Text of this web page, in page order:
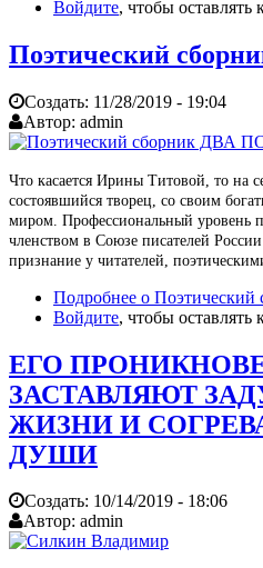
Войдите, чтобы оставлять
Поэтический
Создать: 11/28/2019 - 19:04
Автор: admin
Что касается Ирины Титовой, то на
состоявшийся творец, со своим
миром. Профессиональный уровень
членством в Союзе писателей
признание у читателей,
Подробнее о
Войдите, чтобы оставлять
ЕГО
ЗАСТАВЛЯЮТ
ЖИЗНИ И
ДУШИ
Создать: 10/14/2019 - 18:06
Автор: admin